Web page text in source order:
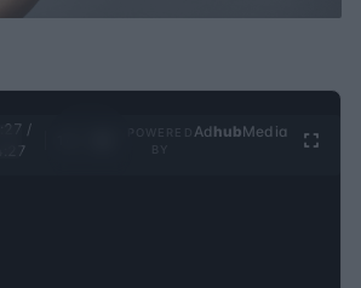
/
4:27
Ad hubMedia